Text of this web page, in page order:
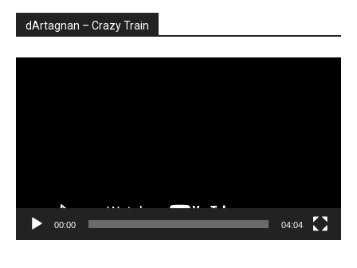
dArtagnan – Crazy Train
00:00 04:04